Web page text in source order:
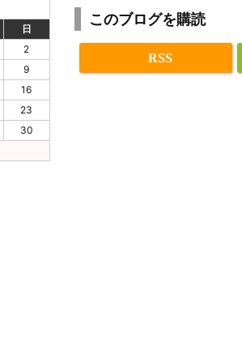
日
2
9
16
23
30
このブログを購読
RSS